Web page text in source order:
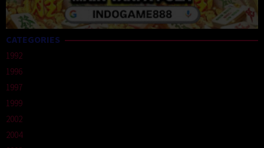
CATEGORIES
1992
1996
1997
1999
2002
2004